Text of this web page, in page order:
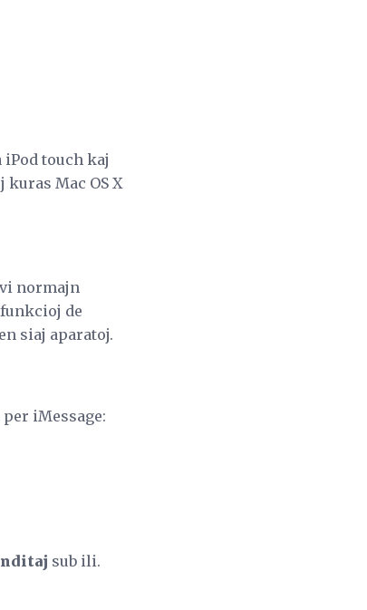
touch kaj
Mac OS X
normajn
de
siaj aparatoj.
iMessage:
sub ili.